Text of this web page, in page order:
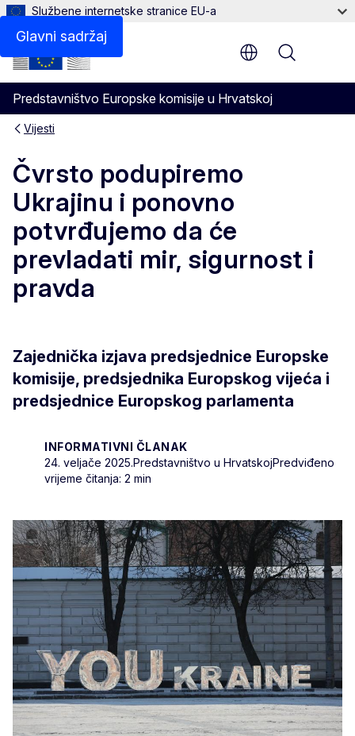
Glavni sadržaj
Službene internetske stranice EU-a
Predstavništvo Europske komisije u Hrvatskoj
Menu
Vijesti
Čvrsto podupiremo
Ukrajinu i ponovno
potvrđujemo da će
prevladati mir, sigurnost i
pravda
Zajednička izjava predsjednice Europske
komisije, predsjednika Europskog vijeća i
predsjednice Europskog parlamenta
INFORMATIVNI ČLANAK
24. veljače 2025.Predstavništvo u HrvatskojPredviđeno
vrijeme čitanja: 2 min